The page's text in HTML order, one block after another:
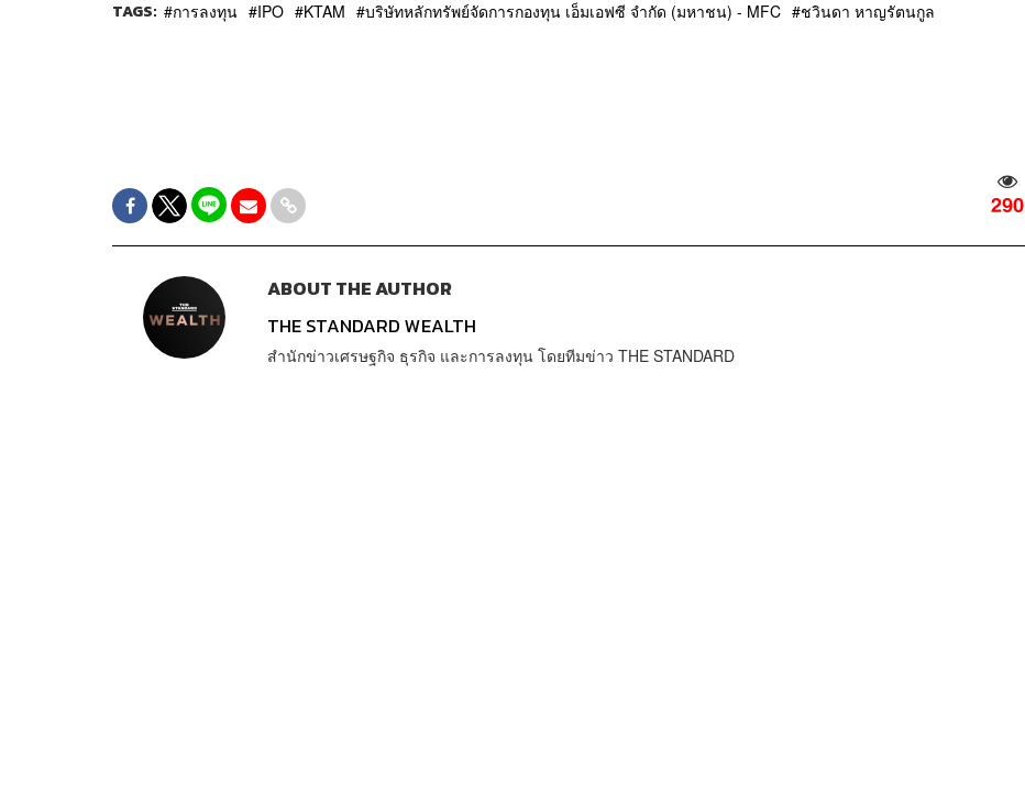
TAGS: การลงทุน IPO KTAM บริษัทหลักทรัพย์จัดการกองทุน เอ็มเอฟซี จำกัด (มหาชน) - MFC ชวินดา หาญรัตนกูล
290
ABOUT THE AUTHOR
THE STANDARD WEALTH
สำนักข่าวเศรษฐกิจ ธุรกิจ และการลงทุน โดยทีมข่าว THE STANDARD